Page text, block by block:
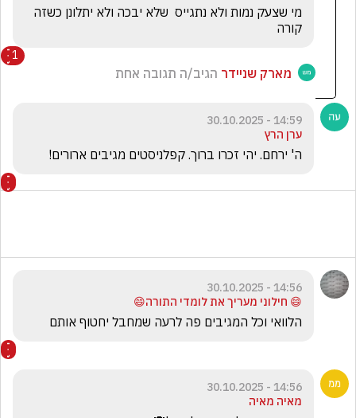
קורה
1
מארק שניידר הגיב/ה תגובה אחת
14:59 - 30.10.2025
ערן הרץ
ה' ירחם. יהי זכרו ברוך. קפלניסטים מגיבים ארורים!
14:56 - 30.10.2025
😄 חילוני מעריך את לומדי התורה😄
הלוואי וכל המגיבים פה לרעה שמחבל יחטוף אותם
14:56 - 30.10.2025
מאיה מאיה